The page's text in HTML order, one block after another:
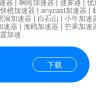
下载
器 | 啊哈加速器 | 迷雾通 | 优
快橙加速器 | anycast加速器 |
洞加速器 | 白石山 | 小牛加速
速器 | 海鸥加速器 | 芒果加速
加速